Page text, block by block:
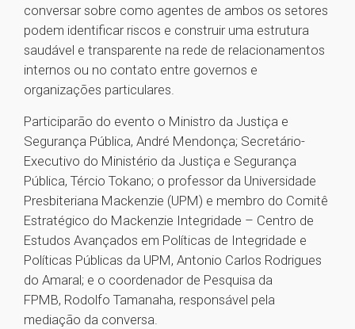
conversar sobre como agentes de ambos os setores
podem identificar riscos e construir uma estrutura
saudável e transparente na rede de relacionamentos
internos ou no contato entre governos e
organizações particulares.
Participarão do evento o Ministro da Justiça e
Segurança Pública, André Mendonça; Secretário-
Executivo do Ministério da Justiça e Segurança
Pública, Tércio Tokano; o professor da Universidade
Presbiteriana Mackenzie (UPM) e membro do Comitê
Estratégico do Mackenzie Integridade – Centro de
Estudos Avançados em Políticas de Integridade e
Políticas Públicas da UPM, Antonio Carlos Rodrigues
do Amaral; e o coordenador de Pesquisa da
FPMB, Rodolfo Tamanaha, responsável pela
mediação da conversa.